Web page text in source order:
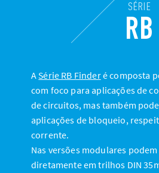
SÉRIE
RB
ASérie RB Finderé composta
com foco para aplicações de
de circuitos, mas também
aplicações de bloqueio,
corrente.
Nas versões modulares
diretamente em trilhos DIN